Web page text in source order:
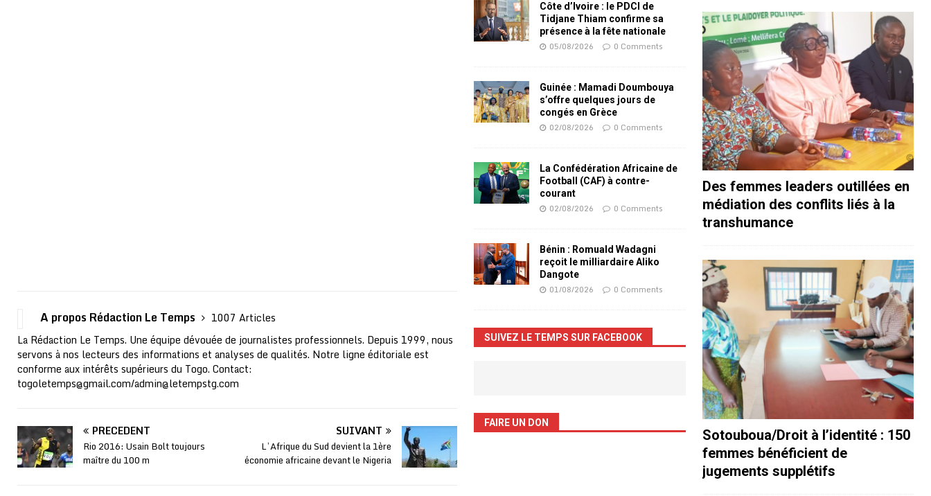
A propos Rédaction Le Temps
1007 Articles
La Rédaction Le Temps. Une équipe dévouée de journalistes professionnels. Depuis 1999, nous
servons à nos lecteurs des informations et analyses de qualités. Notre ligne éditoriale est
conforme aux intérêts supérieurs du Togo. Contact:
togoletemps@gmail.com/admin@letempstg.com
PRÉCÉDENT
Rio 2016: Usain Bolt toujours
maître du 100 m
SUIVANT
L’Afrique du Sud devient la 1ère
économie africaine devant le Nigeria
Côte d’Ivoire : le PDCI de
Tidjane Thiam confirme sa
présence à la fête nationale
05/08/2026 0 Comments
Guinée : Mamadi Doumbouya
s’offre quelques jours de
congés en Grèce
02/08/2026 0 Comments
La Confédération Africaine de
Football (CAF) à contre-
courant
02/08/2026 0 Comments
Bénin : Romuald Wadagni
reçoit le milliardaire Aliko
Dangote
01/08/2026 0 Comments
SUIVEZ LE TEMPS SUR FACEBOOK
FAIRE UN DON
Des femmes leaders outillées en
médiation des conflits liés à la
transhumance
Sotouboua/Droit à l’identité : 150
femmes bénéficient de
jugements supplétifs